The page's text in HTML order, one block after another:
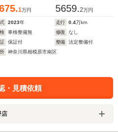
1万円 5659.2万円
2023年 走行 0.4万km
車検整備無 修復
なし
保証付 整備
法定整備付
神奈川県相模原市南区
・見積依頼
店